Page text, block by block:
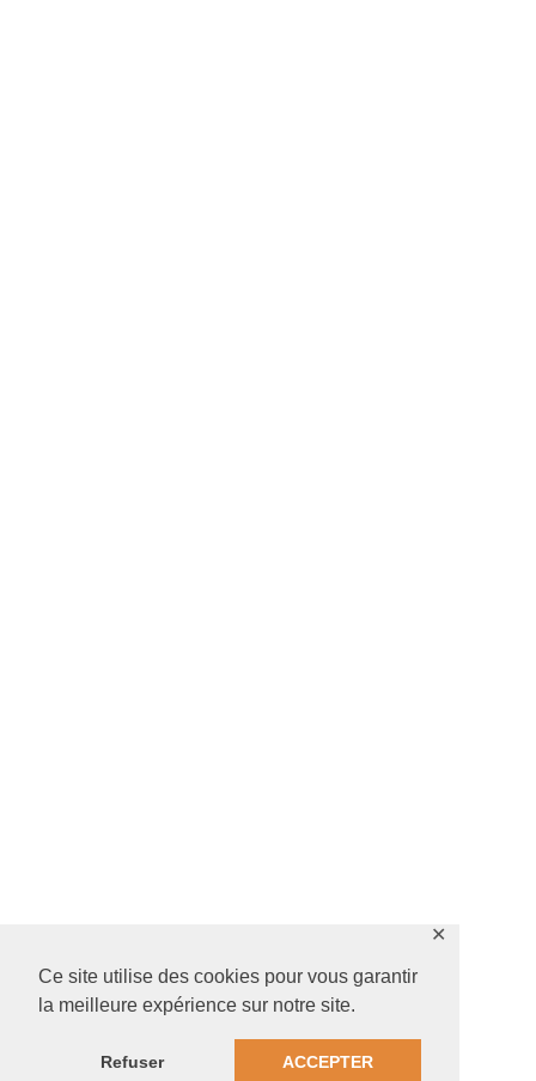
Ce site utilise des cookies pour vous garantir
la meilleure expérience sur notre site.
Refuser ACCEPTER
✕